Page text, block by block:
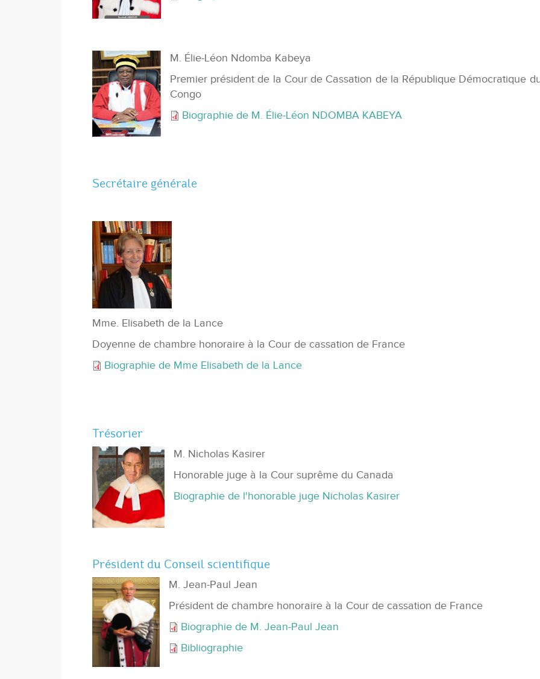
M. Élie-Léon Ndomba Kabeya
Premier président de la Cour de Cassation de la République Démocratique
Congo
Biographie de M. Élie-Léon NDOMBA KABEYA
Secrétaire générale
Mme. Elisabeth de la Lance
Doyenne de chambre honoraire à la Cour de cassation de France
Biographie de Mme Elisabeth de la Lance
Trésorier
M. Nicholas Kasirer
Honorable juge à la Cour suprême du Canada
Biographie de l'honorable juge Nicholas Kasirer
Président du Conseil scientifique
M. Jean-Paul Jean
Président de chambre honoraire à la Cour de cassation de France
Biographie de M. Jean-Paul Jean
Bibliographie